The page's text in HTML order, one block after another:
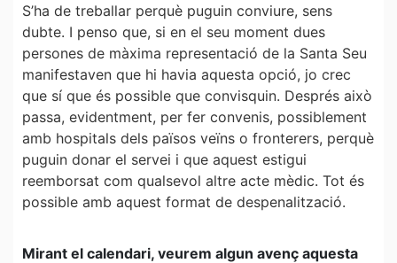
S’ha de treballar perquè puguin conviure, sens
dubte. I penso que, si en el seu moment dues
persones de màxima representació de la Santa Seu
manifestaven que hi havia aquesta opció, jo crec
que sí que és possible que convisquin. Després això
passa, evidentment, per fer convenis, possiblement
amb hospitals dels països veïns o fronterers, perquè
puguin donar el servei i que aquest estigui
reemborsat com qualsevol altre acte mèdic. Tot és
possible amb aquest format de despenalització.
Mirant el calendari, veurem algun avenç aquesta